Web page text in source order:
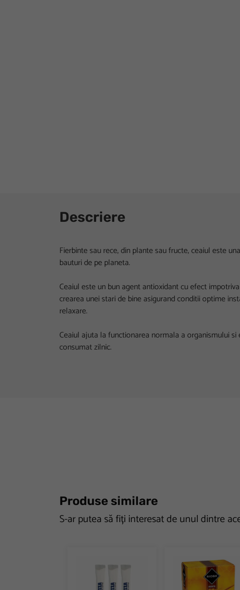
Descriere
Fierbinte sau rece, din plante sau fructe, ceaiul este
bauturi de pe planeta.
Ceaiul este un bun agent antioxidant cu efect
crearea unei stari de bine asigurand conditii optime
relaxare.
Ceaiul ajuta la functionarea normala a organismului
consumat zilnic.
Produse similare
S-ar putea să fiți interesat de unul dintre